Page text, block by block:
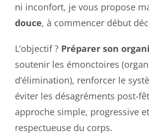
ni inconfort, je vous propose
douce, à commencer début
L’objectif ? Préparer son
soutenir les émonctoires
d’élimination), renforcer le
éviter les désagréments post-
approche simple, progressive et
respectueuse du corps.